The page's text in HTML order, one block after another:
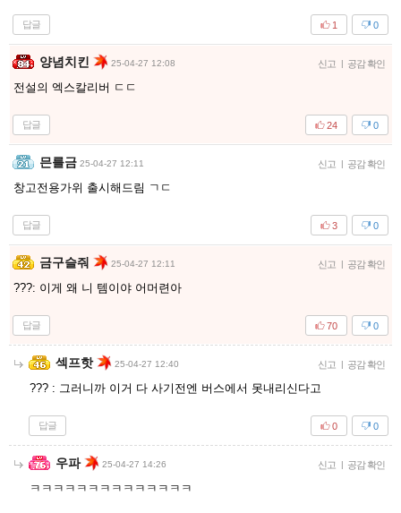
답글 0
1
양념치킨 25-04-27 12:08 신고 | 공감 확인
전설의 엑스칼리버 ㄷㄷ
답글 0
24
믄를금 25-04-27 12:11 신고 | 공감 확인
창고전용가위 출시해드림 ㄱㄷ
답글 0
3
금구슬줘 25-04-27 12:11 신고 | 공감 확인
???: 이게 왜 니 템이야 어머련아
답글 0
70
섹프핫 25-04-27 12:40 신고 | 공감 확인
??? : 그러니까 이거 다 사기전엔 버스에서 못내리신다고
답글 0
0
우파 25-04-27 14:26 신고 | 공감 확인
ㅋㅋㅋㅋㅋㅋㅋㅋㅋㅋㅋㅋㅋㅋ